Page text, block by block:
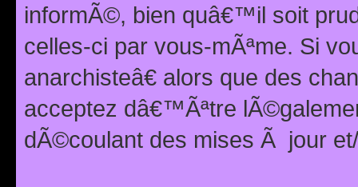
informÃ©, bien quâ€™il soit
celles-ci par vous-mÃªme. Si
anarchisteâ€ alors que des
acceptez dâ€™Ãªtre
dÃ©coulant des mises Ã jour